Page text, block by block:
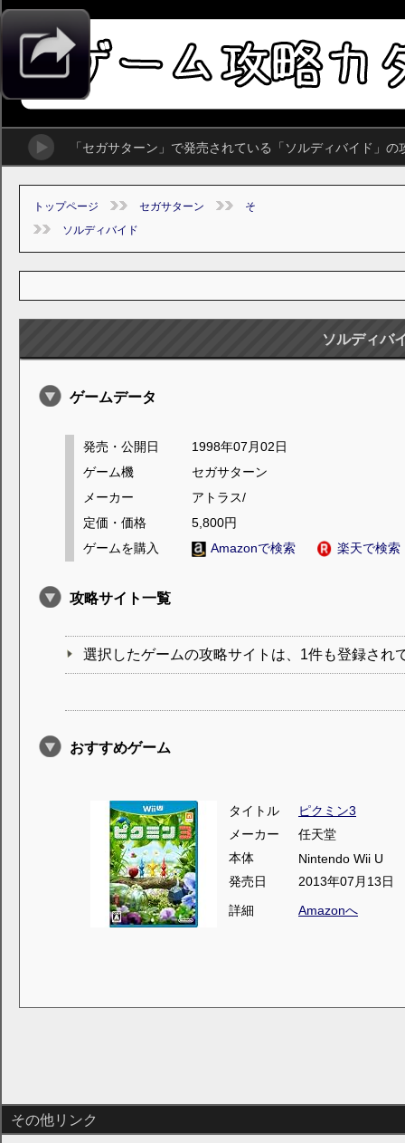
「セガサターン」で発売されている「ソルディバイド」
トップページ セガサターン
そ
ソルディバイド
ソルディバ
ゲームデータ
発売・公開日
1998年07月02日
ゲーム機
セガサターン
メーカー
アトラス/
定価・価格
5,800円
ゲームを購入
Amazonで検索 楽天で検索
攻略サイト一覧
選択したゲームの攻略サイトは、1件も登録され
おすすめゲーム
タイトル
ピクミン3
メーカー
任天堂
本体
Nintendo Wii U
発売日
2013年07月13日
詳細
Amazonへ
その他リンク